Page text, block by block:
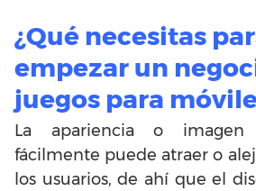
¿Qué necesitas
empezar un
juegos para
La apariencia o
fácilmente puede atraer o
los usuarios, de ahí que el